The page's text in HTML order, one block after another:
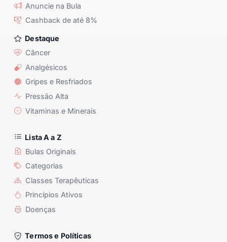
Anuncie na Bula
Cashback de até 8%
Destaque
Câncer
Analgésicos
Gripes e Resfriados
Pressão Alta
Vitaminas e Minerais
Lista A a Z
Bulas Originais
Categorias
Classes Terapêuticas
Princípios Ativos
Doenças
Termos e Políticas